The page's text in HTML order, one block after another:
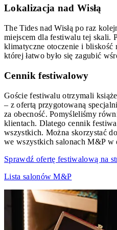
Lokalizacja nad Wisłą
The Tides nad Wisłą po raz
miejscem dla festiwalu tej skali.
klimatyczne otoczenie i bliskość
której łatwo było się zagubić
Cennik festiwalowy
Goście festiwalu otrzymali
– z ofertą przygotowaną
za obecność. Pomyśleliśmy
klientach. Dlatego cennik
wszystkich. Można skorzystać do
we wszystkich salonach M&P w
Sprawdź ofertę festiwalową na
Lista salonów M&P